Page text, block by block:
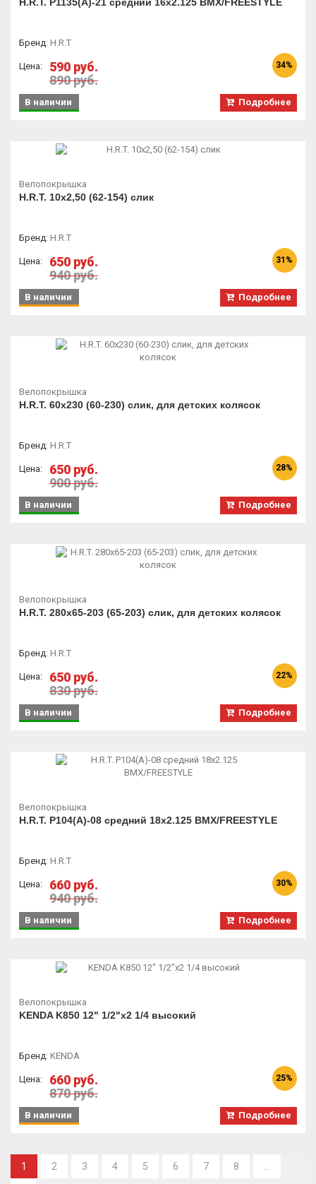
Бренд: H.R.T
Цена:
590 руб.
890 руб.
34%
Подробнее
В наличии
Велопокрышка
H.R.T. 10x2,50 (62-154) слик
Бренд: H.R.T
Цена:
650 руб.
940 руб.
31%
Подробнее
В наличии
Велопокрышка
H.R.T. 60x230 (60-230) слик, для детских колясок
Бренд: H.R.T
Цена:
650 руб.
900 руб.
28%
Подробнее
В наличии
Велопокрышка
H.R.T. 280x65-203 (65-203) слик, для детских колясок
Бренд: H.R.T
Цена:
650 руб.
830 руб.
22%
Подробнее
В наличии
Велопокрышка
H.R.T. P104(A)-08 средний 18x2.125 BMX/FREESTYLE
Бренд: H.R.T
Цена:
660 руб.
940 руб.
30%
Подробнее
В наличии
Велопокрышка
KENDA K850 12" 1/2"х2 1/4 высокий
Бренд: KENDA
Цена:
660 руб.
870 руб.
25%
Подробнее
В наличии
1 2 3 4 5 6 7 8